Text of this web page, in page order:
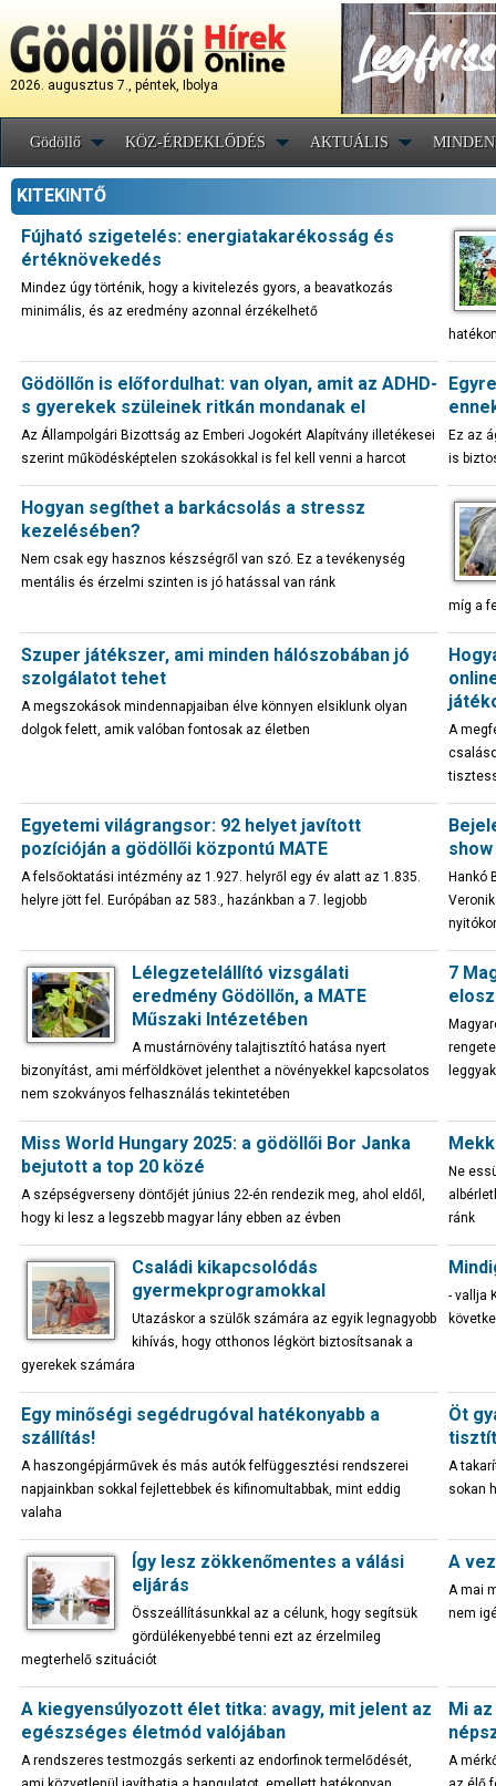
2026. augusztus 7., péntek, Ibolya
Gödöllő KÖZ-ÉRDEKLŐDÉS AKTUÁLIS
KITEKINTŐ
Fújható szigetelés: energiatakarékosság és
értéknövekedés
Mindez úgy történik, hogy a kivitelezés gyors, a beavatkozás
minimális, és az eredmény azonnal érzékelhető
Gödöllőn is előfordulhat: van olyan, amit az ADHD-
s gyerekek szüleinek ritkán mondanak el
Az Állampolgári Bizottság az Emberi Jogokért Alapítvány illetékesei
szerint működésképtelen szokásokkal is fel kell venni a harcot
Ez az
is
Hogyan segíthet a barkácsolás a stressz
kezelésében?
Nem csak egy hasznos készségről van szó. Ez a tevékenység
mentális és érzelmi szinten is jó hatással van ránk
míg a
Szuper játékszer, ami minden hálószobában jó
szolgálatot tehet
A megszokások mindennapjaiban élve könnyen elsiklunk olyan
dolgok felett, amik valóban fontosak az életben
A
Egyetemi világrangsor: 92 helyet javított
pozícióján a gödöllői központú MATE
A felsőoktatási intézmény az 1.927. helyről egy év alatt az 1.835.
helyre jött fel. Európában az 583., hazánkban a 7. legjobb
Hankó
Lélegzetelállító vizsgálati
eredmény Gödöllőn, a MATE
Műszaki Intézetében
A mustárnövény talajtisztító hatása nyert
bizonyítást, ami mérföldkövet jelenthet a növényekkel kapcsolatos
nem szokványos felhasználás tekintetében
7
Miss World Hungary 2025: a gödöllői Bor Janka
bejutott a top 20 közé
A szépségverseny döntőjét június 22-én rendezik meg, ahol eldől,
hogy ki lesz a legszebb magyar lány ebben az évben
Ne
ránk
Családi kikapcsolódás
gyermekprogramokkal
Utazáskor a szülők számára az egyik legnagyobb
kihívás, hogy otthonos légkört biztosítsanak a
gyerekek számára
- vallja
Egy minőségi segédrugóval hatékonyabb a
szállítás!
A haszongépjárművek és más autók felfüggesztési rendszerei
napjainkban sokkal fejlettebbek és kifinomultabbak, mint eddig
valaha
Öt
A
sokan
Így lesz zökkenőmentes a válási
eljárás
Összeállításunkkal az a célunk, hogy segítsük
gördülékenyebbé tenni ezt az érzelmileg
megterhelő szituációt
A
A mai
nem
A kiegyensúlyozott élet titka: avagy, mit jelent az
egészséges életmód valójában
A rendszeres testmozgás serkenti az endorfinok termelődését,
Mi
A